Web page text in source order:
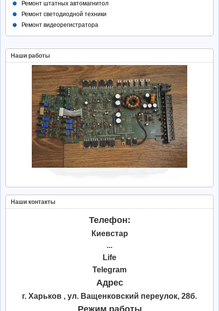
Ремонт штатных автомагнитол
Ремонт светодиодной техники
Ремонт видеорегистратора
Наши работы
Наши контакты
Телефон:
Киевстар
...
Life
Telegram
Адрес
г. Харьков , ул. Ващенковский переулок, 28б.